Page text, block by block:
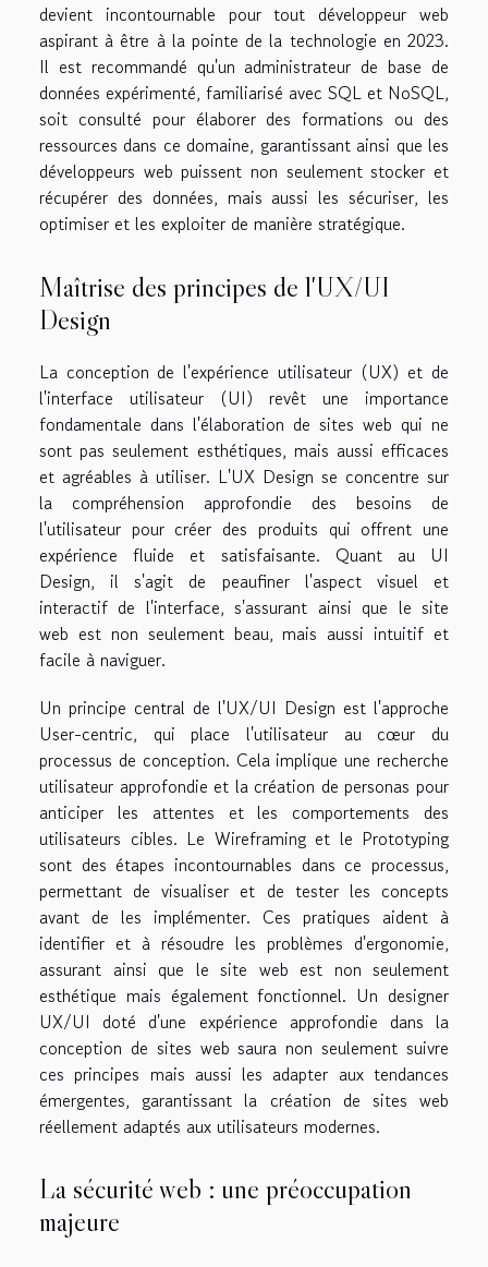
devient incontournable pour tout développeur web
aspirant à être à la pointe de la technologie en 2023.
Il est recommandé qu'un administrateur de base de
données expérimenté, familiarisé avec SQL et NoSQL,
soit consulté pour élaborer des formations ou des
ressources dans ce domaine, garantissant ainsi que les
développeurs web puissent non seulement stocker et
récupérer des données, mais aussi les sécuriser, les
optimiser et les exploiter de manière stratégique.
Maîtrise des principes de l'UX/UI
Design
La conception de l'expérience utilisateur (UX) et de
l'interface utilisateur (UI) revêt une importance
fondamentale dans l'élaboration de sites web qui ne
sont pas seulement esthétiques, mais aussi efficaces
et agréables à utiliser. L'UX Design se concentre sur
la compréhension approfondie des besoins de
l'utilisateur pour créer des produits qui offrent une
expérience fluide et satisfaisante. Quant au UI
Design, il s'agit de peaufiner l'aspect visuel et
interactif de l'interface, s'assurant ainsi que le site
web est non seulement beau, mais aussi intuitif et
facile à naviguer.
Un principe central de l'UX/UI Design est l'approche
User-centric, qui place l'utilisateur au cœur du
processus de conception. Cela implique une recherche
utilisateur approfondie et la création de personas pour
anticiper les attentes et les comportements des
utilisateurs cibles. Le Wireframing et le Prototyping
sont des étapes incontournables dans ce processus,
permettant de visualiser et de tester les concepts
avant de les implémenter. Ces pratiques aident à
identifier et à résoudre les problèmes d'ergonomie,
assurant ainsi que le site web est non seulement
esthétique mais également fonctionnel. Un designer
UX/UI doté d'une expérience approfondie dans la
conception de sites web saura non seulement suivre
ces principes mais aussi les adapter aux tendances
émergentes, garantissant la création de sites web
réellement adaptés aux utilisateurs modernes.
La sécurité web : une préoccupation
majeure